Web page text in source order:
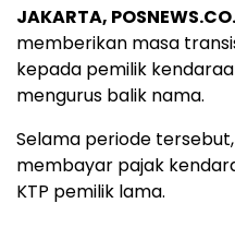
JAKARTA,
memberikan masa
kepada pemilik
mengurus balik nama.
Selama periode
membayar pajak
KTP pemilik lama.